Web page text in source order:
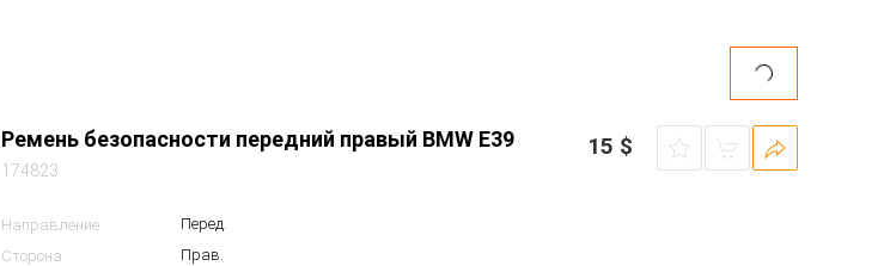
Ремень безопасности передний правый BMW E39
174823
15 $
Направление
Перед.
Сторона
Прав.